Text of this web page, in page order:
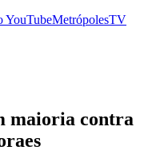
YouTubeMetrópolesTV
maioria contra